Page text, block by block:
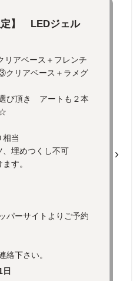
定】 LEDジェル
アベース＋フレンチ
リアベース＋ラメグ
び頂き アートも２本
相当
埋めつくし不可
す。
パーサイトよりご予約
絡下さい。